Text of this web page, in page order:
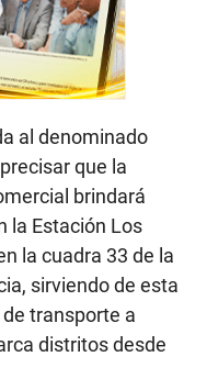
al denominado
que la
brindará
la Estación Los
la cuadra 33 de la
sirviendo de esta
transporte a
distritos desde